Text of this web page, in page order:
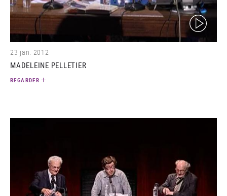
(video)
23 jan. 2012
MADELEINE PELLETIER
REGARDER